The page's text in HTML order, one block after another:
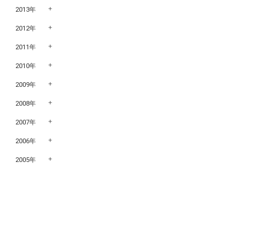
2013年
2012年
2011年
2010年
2009年
2008年
2007年
2006年
2005年